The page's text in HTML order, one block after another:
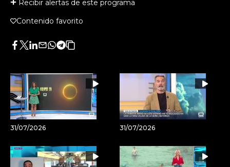
Recibir alertas de este programa
Contenido favorito
Facebook
Twitter
LinkedIn
Enviar
Whatsapp
Telegram
Copiar
artículo
31/07/2026 31/07/2026